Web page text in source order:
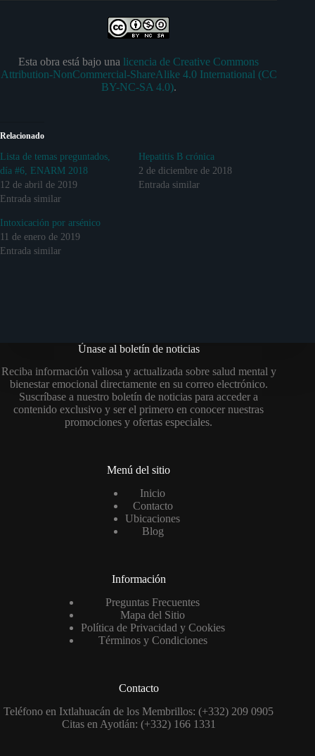
Esta obra está bajo una licencia de Creative Commons
Attribution-NonCommercial-ShareAlike 4.0 International (CC
BY-NC-SA 4.0).
Relacionado
Lista de temas preguntados,
día #6, ENARM 2018
12 de abril de 2019
Entrada similar
Hepatitis B crónica
2 de diciembre de 2018
Entrada similar
Intoxicación por arsénico
11 de enero de 2019
Entrada similar
Únase al boletín de noticias
Reciba información valiosa y actualizada sobre salud mental y
bienestar emocional directamente en su correo electrónico.
Suscríbase a nuestro boletín de noticias para acceder a
contenido exclusivo y ser el primero en conocer nuestras
promociones y ofertas especiales.
Menú del sitio
Inicio
Contacto
Ubicaciones
Blog
Información
Preguntas Frecuentes
Mapa del Sitio
Política de Privacidad y Cookies
Términos y Condiciones
Contacto
Teléfono en Ixtlahuacán de los Membrillos: (+332) 209 0905
Citas en Ayotlán: (+332) 166 1331